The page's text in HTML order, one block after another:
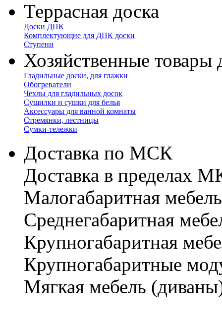
Террасная доска
Доски ДПК
Комплектующие для ДПК доски
Ступени
Хозяйственные товары
Гладильные доски, для глажки
Обогреватели
Чехлы для гладильных досок
Сушилки и сушки для белья
Аксессуары для ванной комнаты
Стремянки, лестницы
Сумки-тележки
Доставка по МСК
Доставка в пределах
Малогабаритная
Cреднегабаритная
Крупногабаритная
Крупногабаритные
Мягкая мебель